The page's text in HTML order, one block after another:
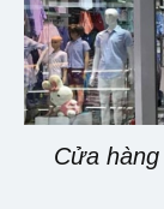
Cửa hàng